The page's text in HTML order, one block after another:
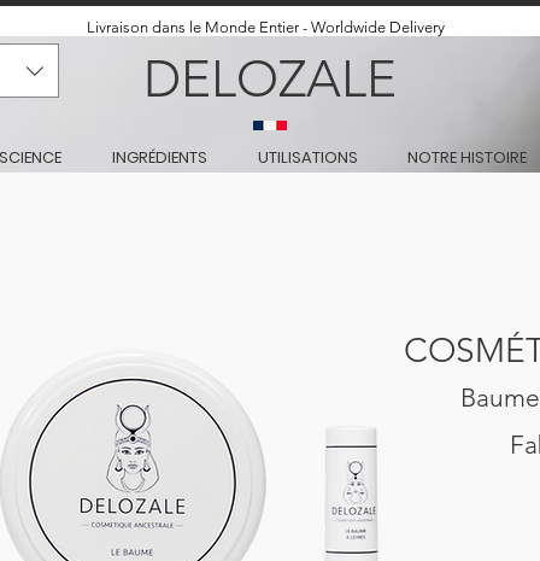
Livraison dans le Monde Entier - Worldwide Delivery
DELOZALE
SCIENCE INGRÉDIENTS UTILISATIONS NOTRE HISTOIRE